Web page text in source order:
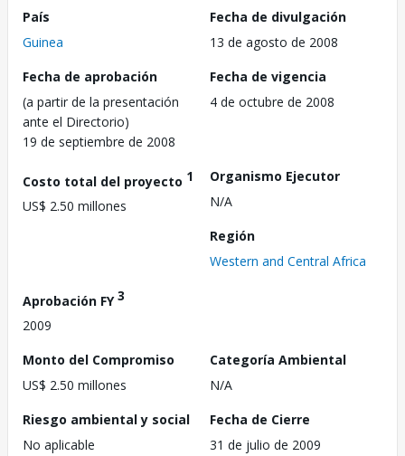
País
Guinea
Fecha de divulgación
13 de agosto de 2008
Fecha de aprobación
(a partir de la presentación
ante el Directorio)
19 de septiembre de 2008
Fecha de vigencia
4 de octubre de 2008
Costo total del proyecto 1
US$ 2.50 millones
Organismo Ejecutor
N/A
Región
Western and Central Africa
Aprobación FY3
2009
Monto del Compromiso
US$ 2.50 millones
Categoría Ambiental
N/A
Riesgo ambiental y social
No aplicable
Fecha de Cierre
31 de julio de 2009